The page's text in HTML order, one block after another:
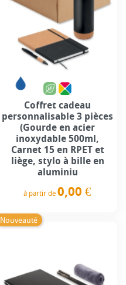
Coffret cadeau
personnalisable 3 pièces
(Gourde en acier
inoxydable 500ml,
Carnet 15 en RPET et
liège, stylo à bille en
aluminiu
à partir de 0,00 €
Nouveauté